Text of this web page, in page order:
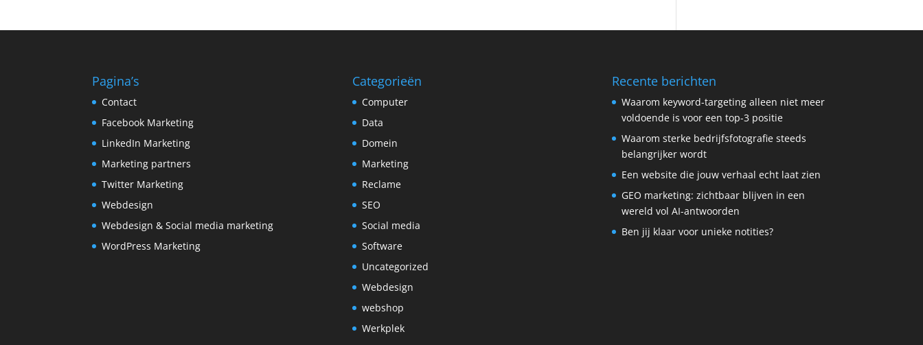
Pagina’s
Contact
Facebook Marketing
LinkedIn Marketing
Marketing partners
Twitter Marketing
Webdesign
Webdesign & Social media marketing
WordPress Marketing
Categorieën
Computer
Data
Domein
Marketing
Reclame
SEO
Social media
Software
Uncategorized
Webdesign
webshop
Werkplek
Recente berichten
Waarom keyword-targeting alleen niet meer
voldoende is voor een top-3 positie
Waarom sterke bedrijfsfotografie steeds
belangrijker wordt
Een website die jouw verhaal echt laat zien
GEO marketing: zichtbaar blijven in een
wereld vol AI-antwoorden
Ben jij klaar voor unieke notities?